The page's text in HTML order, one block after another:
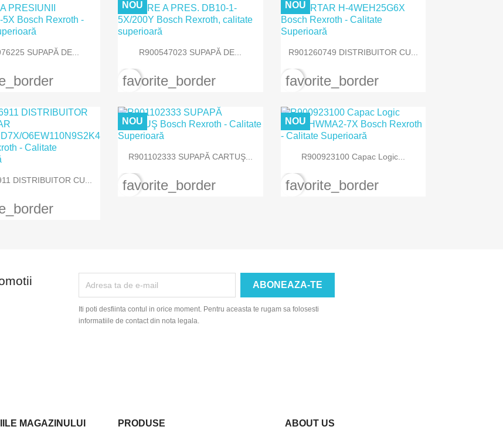
rapida
SUPAPĂ DE...  Vizualizare rapida
R900547023 SUPAPĂ DE...
NOU
favorite_border
 Vizualizare rapida
R901260749 DISTRIBUITOR CU...
NOU
favorite_border
rapida
DISTRIBUITOR CU...
 Vizualizare rapida
R901102333 SUPAPĂ CARTUŞ...
NOU
favorite_border
 Vizualizare rapida
R900923100 Capac Logic...
NOU
favorite_border
Iti poti desfiinta contul in orice moment. Pentru aceasta te rugam sa folosesti
informatiile de contact din nota legala.
MAGAZINULUI PRODUSE ABOUT US